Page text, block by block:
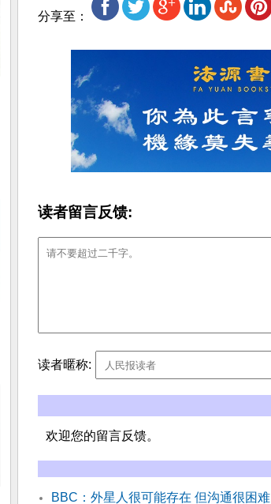
分享至：
读者留言反馈:
读者暱称:
欢迎您的留言反馈。
BBC：外星人很可能存在 但沟通很困难